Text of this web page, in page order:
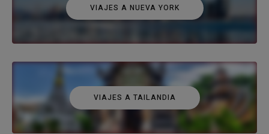
VIAJES A NUEVA YORK
VIAJES A TAILANDIA